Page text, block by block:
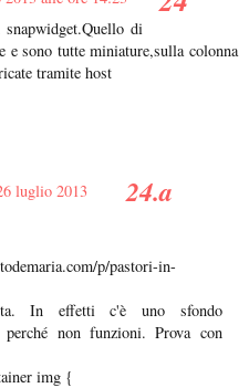
di
e sono tutte miniature,sulla colonna
tramite host
luglio 2013
p/pastori-in-
In effetti c'è uno sfondo
perché non funzioni. Prova con
img {